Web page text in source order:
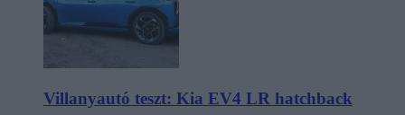
Villanyautó teszt: Kia EV4 LR hatchback